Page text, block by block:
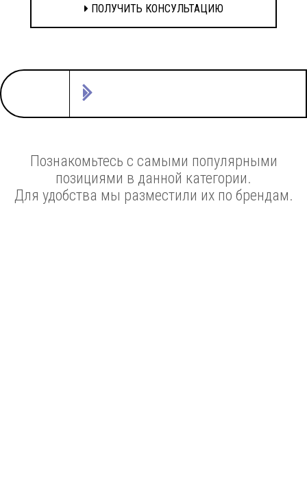
ПОЛУЧИТЬ КОНСУЛЬТАЦИЮ
Познакомьтесь с самыми популярными
позициями в данной категории.
Для удобства мы разместили их по брендам.